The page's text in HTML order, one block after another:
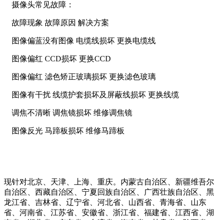
摄像头常见故障：
故障现象 故障原因 解决方案
图像偏蓝没有图像 电缆线损坏 更换电缆线
图像偏红 CCD损坏 更换CCD
图像偏红 滤色矫正玻璃损坏 更换滤色玻璃
图像有干扰 线缆护套损坏及屏蔽线损坏 更换线缆
调焦不清晰 调焦镜损坏 维修调焦镜
图像反光 马蹄板损坏 维修马蹄板
现针对北京、天津、上海、重庆。内蒙古自治区、新疆维吾尔
自治区、西藏自治区、宁夏回族自治区、广西壮族自治区、黑
龙江省、吉林省、辽宁省、河北省、山西省、青海省、山东
省、河南省、江苏省、安徽省、浙江省、福建省、江西省、湖